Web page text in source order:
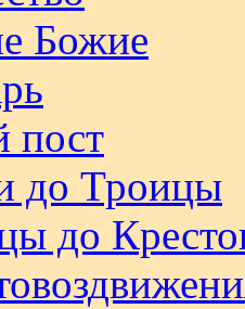
Божие
пост
до Троицы
до